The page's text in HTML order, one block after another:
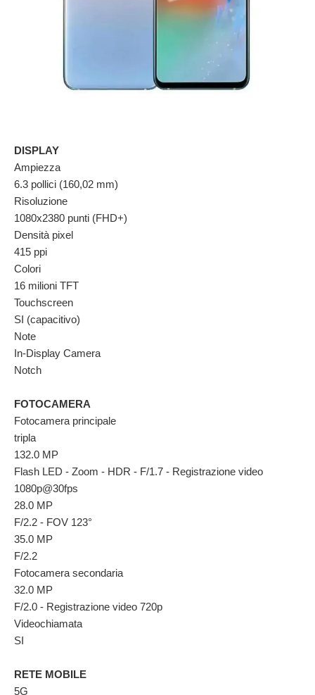
DISPLAY
Ampiezza
6.3 pollici (160,02 mm)
Risoluzione
1080x2380 punti (FHD+)
Densità pixel
415 ppi
Colori
16 milioni TFT
Touchscreen
SI (capacitivo)
Note
In-Display Camera
Notch
FOTOCAMERA
Fotocamera principale
tripla
132.0 MP
Flash LED - Zoom - HDR - F/1.7 - Registrazione video
1080p@30fps
28.0 MP
F/2.2 - FOV 123°
35.0 MP
F/2.2
Fotocamera secondaria
32.0 MP
F/2.0 - Registrazione video 720p
Videochiamata
SI
RETE MOBILE
5G